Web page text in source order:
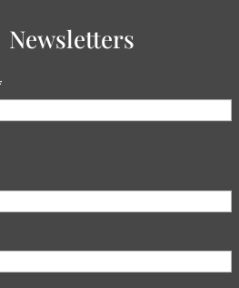
Newsletters